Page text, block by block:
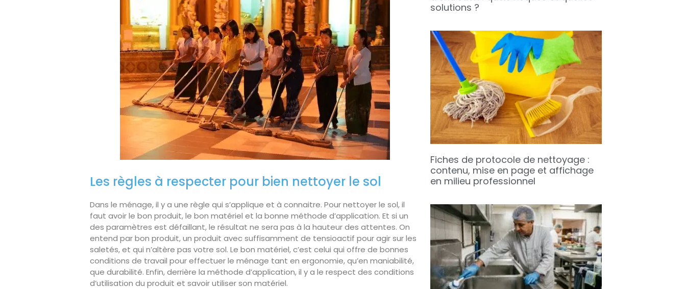
Les règles à respecter pour bien nettoyer le sol
Dans le ménage, il y a une règle qui s’applique et à connaitre. Pour nettoyer le sol, il
faut avoir le bon produit, le bon matériel et la bonne méthode d’application. Et si un
des paramètres est défaillant, le résultat ne sera pas à la hauteur des attentes. On
entend par bon produit, un produit avec suffisamment de tensioactif pour agir sur les
saletés, et qui n’altère pas votre sol. Le bon matériel, c’est celui qui offre de bonnes
conditions de travail pour effectuer le ménage tant en ergonomie, qu’en maniabilité,
que durabilité. Enfin, derrière la méthode d’application, il y a le respect des conditions
d’utilisation du produit et savoir utiliser son matériel.
solutions ?
Fiches de protocole de nettoyage :
contenu, mise en page et affichage
en milieu professionnel